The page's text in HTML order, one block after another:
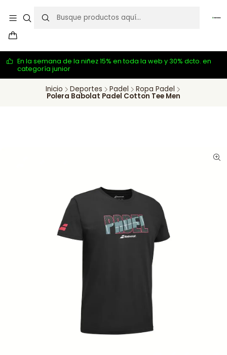
En la semana de la niñez 15% en toda la web y 30% dcto. en
categoría junior
Inicio Deportes Padel Ropa Padel
Polera Babolat Padel Cotton Tee Men